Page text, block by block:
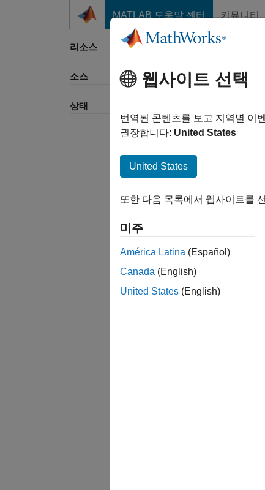
MATLAB 도움말 센터 커뮤니티
리소스
소스
상태
웹사이트 선택
번역된 콘텐츠를 보고 지역별 이
권장합니다: United States
United States
또한 다음 목록에서 웹사이트를
미주
América Latina (Español)
Canada (English)
United States (English)